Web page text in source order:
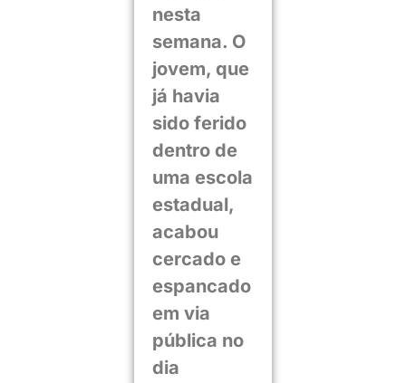
nesta
semana. O
jovem, que
já havia
sido ferido
dentro de
uma escola
estadual,
acabou
cercado e
espancado
em via
pública no
dia